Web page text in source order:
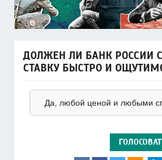
ДОЛЖЕН ЛИ БАНК РОССИИ
СТАВКУ БЫСТРО И